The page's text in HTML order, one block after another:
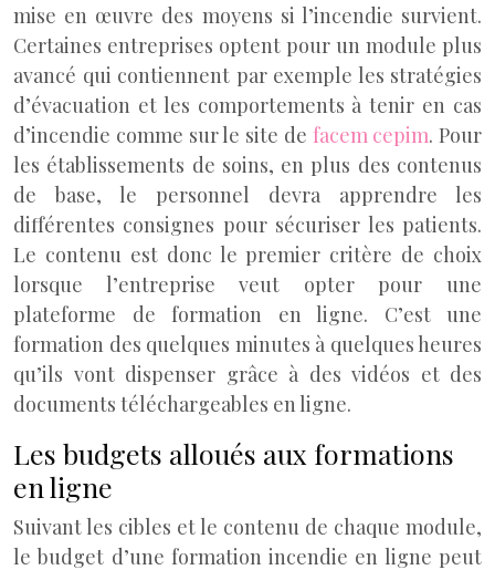
mise en œuvre des moyens si l’incendie survient.
Certaines entreprises optent pour un module plus
avancé qui contiennent par exemple les stratégies
d’évacuation et les comportements à tenir en cas
d’incendie comme sur le site de facem cepim. Pour
les établissements de soins, en plus des contenus
de base, le personnel devra apprendre les
différentes consignes pour sécuriser les patients.
Le contenu est donc le premier critère de choix
lorsque l’entreprise veut opter pour une
plateforme de formation en ligne. C’est une
formation des quelques minutes à quelques heures
qu’ils vont dispenser grâce à des vidéos et des
documents téléchargeables en ligne.
Les budgets alloués aux formations
en ligne
Suivant les cibles et le contenu de chaque module,
le budget d’une formation incendie en ligne peut